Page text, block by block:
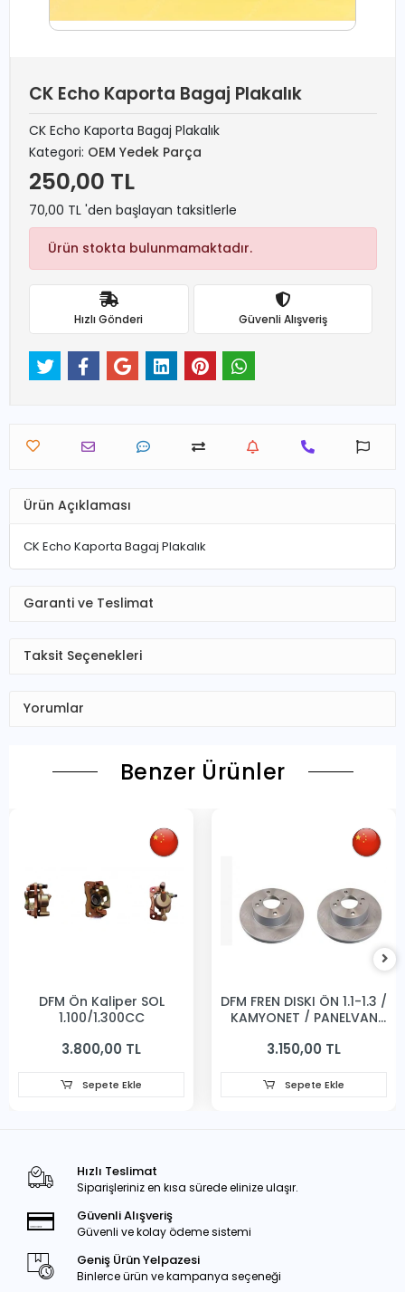
CK Echo Kaporta Bagaj Plakalık
CK Echo Kaporta Bagaj Plakalık
Kategori: OEM Yedek Parça
250,00 TL
70,00 TL 'den başlayan taksitlerle
Ürün stokta bulunmamaktadır.
Hızlı Gönderi Güvenli Alışveriş
Ürün Açıklaması
CK Echo Kaporta Bagaj Plakalık
Garanti ve Teslimat
Taksit Seçenekleri
Yorumlar
Benzer Ürünler
DFM Ön Kaliper SOL
1,100/1,300CC
3.800,00 TL
Sepete Ekle
DFM FREN DISKI ÖN 1.1-1.3 /
KAMYONET / PANELVAN
3.150,00 TL
Sepete Ekle
Hızlı Teslimat
Siparişleriniz en kısa sürede elinize ulaşır.
Güvenli Alışveriş
Güvenli ve kolay ödeme sistemi
Geniş Ürün Yelpazesi
Binlerce ürün ve kampanya seçeneği